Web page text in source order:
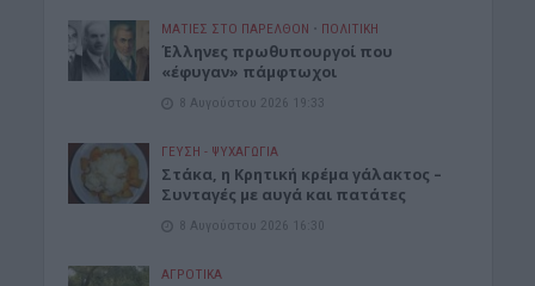
ΜΑΤΙΕΣ ΣΤΟ ΠΑΡΕΛΘΟΝ • ΠΟΛΙΤΙΚΗ
Έλληνες πρωθυπουργοί που
«έφυγαν» πάμφτωχοι
8 Αυγούστου 2026 19:33
ΓΕΎΣΗ - ΨΥΧΑΓΩΓΊΑ
Στάκα, η Κρητική κρέμα γάλακτος –
Συνταγές με αυγά και πατάτες
8 Αυγούστου 2026 16:30
ΑΓΡΟΤΙΚΑ